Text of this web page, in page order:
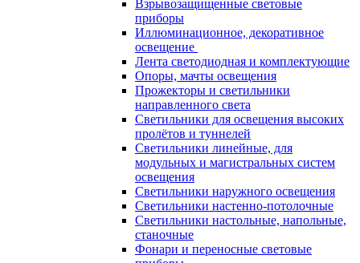
Взрывозащищенные световые
приборы
Иллюминационное, декоративное
освещение
Лента светодиодная и комплектующие
Опоры, мачты освещения
Прожекторы и светильники
направленного света
Светильники для освещения высоких
пролётов и туннелей
Светильники линейные, для
модульных и магистральных систем
освещения
Светильники наружного освещения
Светильники настенно-потолочные
Светильники настольные, напольные,
станочные
Фонари и переносные световые